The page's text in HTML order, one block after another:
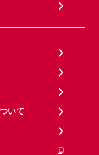
いて